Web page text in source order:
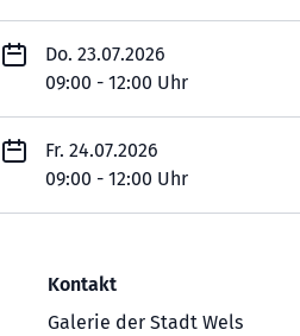
Do. 23.07.2026
09:00 - 12:00 Uhr
Fr. 24.07.2026
09:00 - 12:00 Uhr
Kontakt
Galerie der Stadt Wels